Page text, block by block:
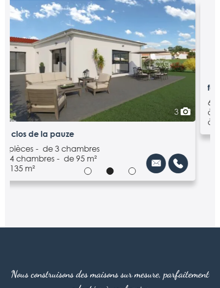
3
6 pièces
à 5 chambres
de 115 m²
à 135 m²
Nous construisons des maisons sur mesure, parfaitement